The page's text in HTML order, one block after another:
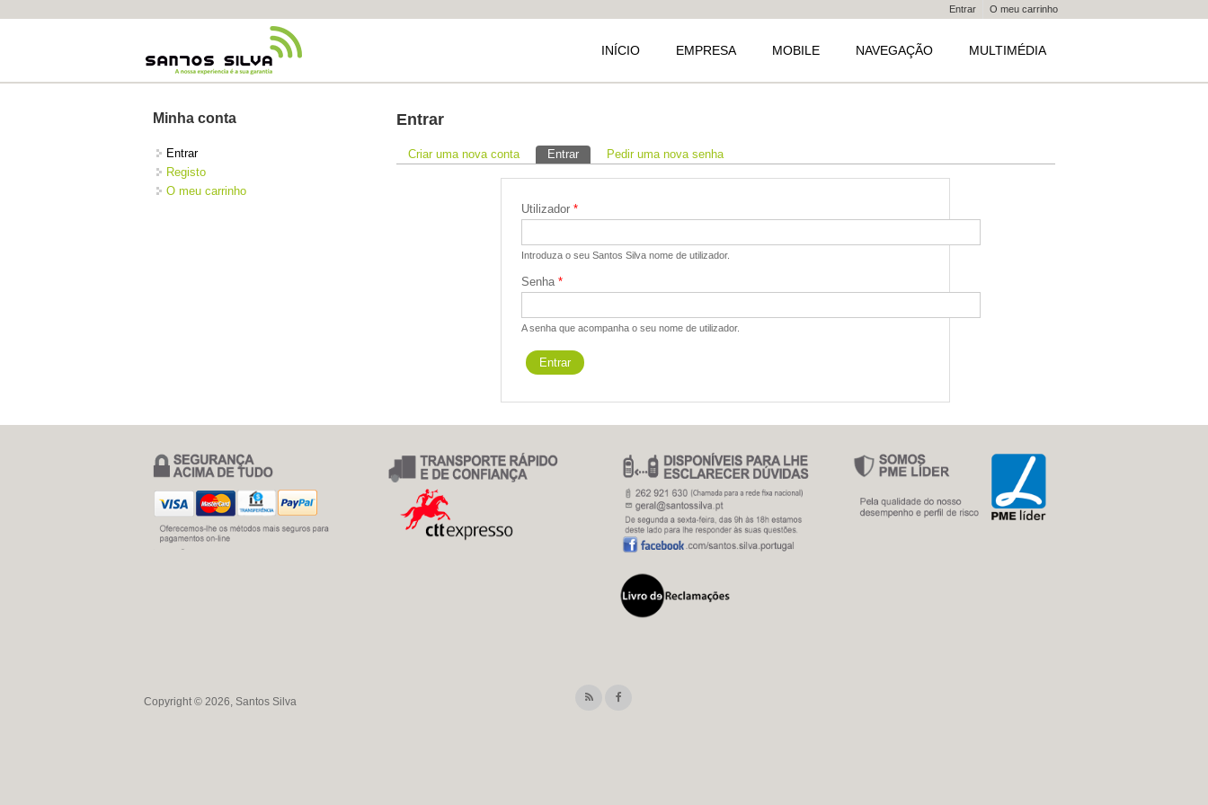
Entrar O meu carrinho
INÍCIO EMPRESA MOBILE NAVEGAÇÃO MULTIMÉDIA
Entrar
Separadores primários
Criar uma nova conta Entrar (separador ativo)
Pedir uma nova senha
Utilizador*
Introduza o seu Santos Silva nome de utilizador.
Senha*
A senha que acompanha o seu nome de utilizador.
Minha conta
Entrar
Registo
O meu carrinho
Copyright © 2026, Santos Silva